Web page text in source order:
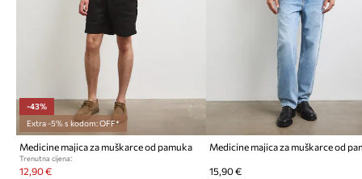
-43%
Extra -5% s kodom: OFF*
Medicine majica za muškarce od pamuka
Trenutna cijena:
12,90 €
Medicine majica za muškarce od
15,90 €